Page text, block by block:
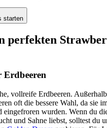
starten
perfekten
Erdbeeren
vollreife Erdbeeren.
oft die bessere Wahl, da sie
eingefroren wurden. Wenn du
und Sahne liebst, solltest du